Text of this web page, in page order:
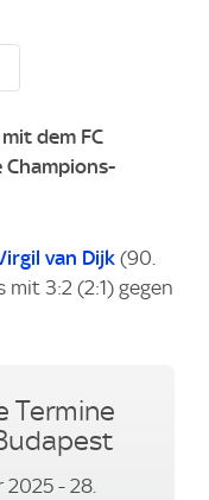
dem FC
van Dijk (90.
3:2 (2:1) gegen
Termine
2025 - 28.